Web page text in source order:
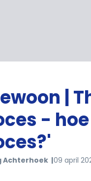
|
-
Achterhoek 09 april